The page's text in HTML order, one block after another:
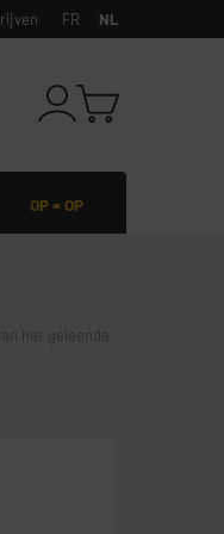
FR NL
OP = OP
het geleende